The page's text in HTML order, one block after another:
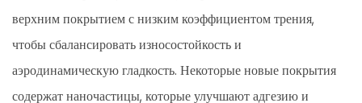
верхним покрытием с низким коэффициентом трения,
чтобы сбалансировать износостойкость и
аэродинамическую гладкость. Некоторые новые покрытия
содержат наночастицы, которые улучшают адгезию и